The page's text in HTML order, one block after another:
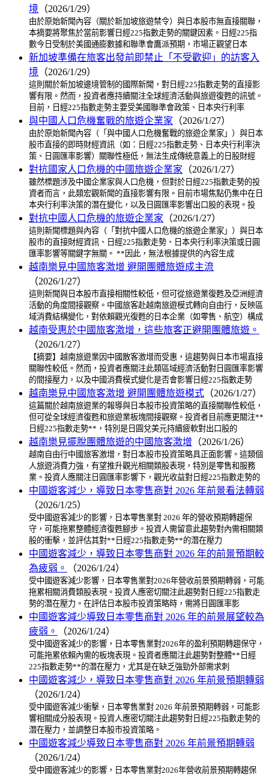
境 （2026/1/29）
由於原始新聞內容（關於新加坡旅遊禁令）與日本股市無直接關聯，
本摘要將聚焦於當前影響日經225指數走勢的關鍵因素。日經225指
數今日受制於美國通膨數據和聯準會鷹派預期，市場正觀望日本
新加坡準備在旅客出發前即禁止「不受歡迎」的訪客入
境 （2026/1/29）
這則關於新加坡邊境管制的國際新聞，對日經225指數走勢的直接影
響有限。然而，投資者應持續關注全球經濟活動與旅遊復甦的訊號。
目前，日經225指數走勢主要受美國聯準會政策、日本央行利率
與中國人口危機奮戰的旅遊企業家 （2026/1/27）
由於原始新聞內容（「與中國人口危機奮戰的旅遊企業家」）與日本
股市直接的即時財經資訊（如：日經225指數走勢、日本央行利率決
策、日圓匯率影響）關聯性極低，無法生成傳統意義上的日股財經
對抗國家人口危機的中國旅遊企業家 （2026/1/27）
雖然標題涉及中國企業家與人口危機，但對於日經225指數走勢的投
資者而言，此類宏觀新聞的直接影響有限。目前市場焦點仍集中在日
本央行利率決策的潛在變化，以及日圓匯率影響出口股的表現。投
對抗中國人口危機的旅遊企業家 （2026/1/27）
這則新聞標題與內容（「對抗中國人口危機的旅遊企業家」）與日本
股市的直接財經資訊、日經225指數走勢、日本央行利率決策或日圓
匯率影響等關鍵字無關。 **因此，無法根據提供的內容生成
越南樂見中國旅客激增 避開團體旅遊成主流
（2026/1/27）
這則新聞與日本股市直接相關性較低，但可從旅遊業復甦及亞洲經濟
活動的角度間接觀察。中國旅客赴越南旅遊模式轉向自由行，反映區
域消費結構變化，對依賴觀光復甦的日本企業（如零售、航空）構成
越南受惠於中國旅客激增，這些旅客正避開團體旅遊。
（2026/1/27）
【摘要】越南旅遊業因中國散客激增而受惠，這趨勢與日本市場直接
關聯性較低。然而，投資者應關注此類區域經濟活動對日圓匯率影響
的間接壓力，以及中國消費模式變化是否會影響日經225指數走勢
越南樂見中國旅客激增 避開團體旅遊模式 （2026/1/27）
這篇關於越南旅遊業的報導與日本股市投資策略的直接關聯性較低，
但可從全球經濟復甦和旅遊業板塊間接觀察。投資者目前應更關注**
日經225指數走勢**，特別是日圓兌美元持續疲軟對出口股的
越南樂見擺脫團體旅遊的中國旅客激增 （2026/1/26）
越南自由行中國旅客激增，對日本股市投資策略具正面影響。這類個
人旅遊消費力強，有望推升觀光相關類股表現，特別是零售和服務
業。投資人應關注日圓匯率影響下，觀光收益對日經225指數走勢的
中國遊客減少，導致日本零售商對 2026 年前景看法轉弱
（2026/1/25）
受中國遊客減少的影響，日本零售業對 2026 年的營收預期轉趨保
守，可能拖累整體經濟復甦腳步。投資人需留意此趨勢對內需相關類
股的衝擊，並評估其對**日經225指數走勢**的潛在壓力
中國遊客減少，導致日本零售商對 2026 年的前景預期較
為疲弱。
（2026/1/24）
受中國遊客減少影響，日本零售業對2026年營收前景預期轉弱，可能
拖累相關消費類股表現。投資人應密切關注此趨勢對日經225指數走
勢的潛在壓力。在評估日本股市投資策略時，需將日圓匯率影
中國遊客減少導致日本零售商對 2026 年的前景展望較為
疲弱。
（2026/1/24）
受中國遊客減少的影響，日本零售業對2026年的盈利預期轉趨保守，
可能拖累依賴內需的板塊表現。投資者應關注此趨勢對整體**日經
225指數走勢**的潛在壓力，尤其是在缺乏強勁外部需求刺
中國遊客減少，導致日本零售商對 2026 年前景預期轉弱
（2026/1/24）
受中國遊客減少衝擊，日本零售業對 2026 年前景預期轉弱，可能影
響相關成分股表現。投資人應密切關注此趨勢對日經225指數走勢的
潛在壓力，並調整日本股市投資策略。
中國遊客減少導致日本零售商對 2026 年前景預期轉弱
（2026/1/24）
受中國遊客減少的影響，日本零售業對2026年營收前景預期轉趨保